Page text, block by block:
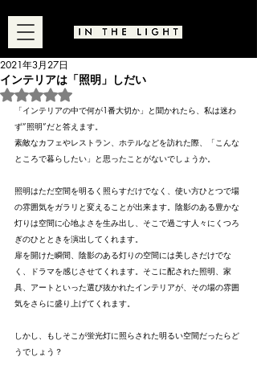
インテリアは「照明」しだい
2021年3月27日
5つ星のうちNaNと評価されています。
「インテリアの中で何が1番大切か」と聞かれたら、私は迷わ
ず”照明”だと答えます。
素敵なカフェやレストラン、ホテルなどを訪れた際、「こんな
ところで暮らしたい」と思ったことがないでしょうか。
照明はただ空間を明るく照らすだけでなく、使い方ひとつで場
の雰囲気をガラリと変えることが出来ます。陰影のある豊かな
灯りは空間に心地よさを生み出し、そこで過ごす人々にくつろ
ぎのひとときを演出してくれます。
扉を開けた瞬間、陰影のある灯りの空間には美しさだけでな
く、ドラマを感じさせてくれます。そこに配された照明、家
具、アートといった選び抜かれたインテリアが、その場の雰囲
気をさらに盛り上げてくれます。
しかし、もしそこが蛍光灯に照らされた明るい空間だったらど
うでしょう？